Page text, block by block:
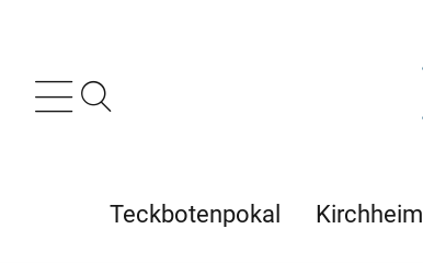
Teckbotenpokal Kirchheim